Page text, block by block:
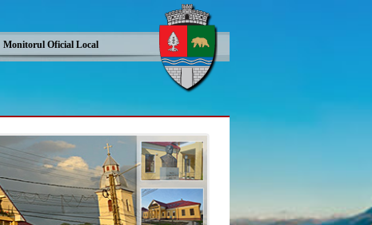
Monitorul Oficial Local